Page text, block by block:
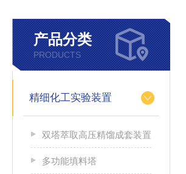
产品分类
PRODUCTS
精细化工实验装置
双塔萃取高压精馏成套装置
多功能填料塔